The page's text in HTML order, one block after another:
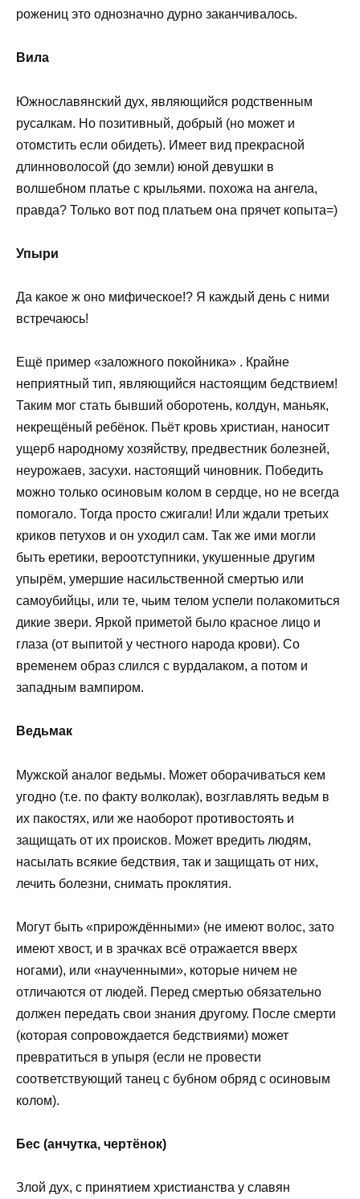
рожениц это однозначно дурно заканчивалось.
Вила
Южнославянский дух, являющийся родственным
русалкам. Но позитивный, добрый (но может и
отомстить если обидеть). Имеет вид прекрасной
длинноволосой (до земли) юной девушки в
волшебном платье с крыльями. похожа на ангела,
правда? Только вот под платьем она прячет копыта=)
Упыри
Да какое ж оно мифическое!? Я каждый день с ними
встречаюсь!
Ещё пример «заложного покойника» . Крайне
неприятный тип, являющийся настоящим бедствием!
Таким мог стать бывший оборотень, колдун, маньяк,
некрещёный ребёнок. Пьёт кровь христиан, наносит
ущерб народному хозяйству, предвестник болезней,
неурожаев, засухи. настоящий чиновник. Победить
можно только осиновым колом в сердце, но не всегда
помогало. Тогда просто сжигали! Или ждали третьих
криков петухов и он уходил сам. Так же ими могли
быть еретики, вероотступники, укушенные другим
упырём, умершие насильственной смертью или
самоубийцы, или те, чьим телом успели полакомиться
дикие звери. Яркой приметой было красное лицо и
глаза (от выпитой у честного народа крови). Со
временем образ слился с вурдалаком, а потом и
западным вампиром.
Ведьмак
Мужской аналог ведьмы. Может оборачиваться кем
угодно (т.е. по факту волколак), возглавлять ведьм в
их пакостях, или же наоборот противостоять и
защищать от их происков. Может вредить людям,
насылать всякие бедствия, так и защищать от них,
лечить болезни, снимать проклятия.
Могут быть «прирождёнными» (не имеют волос, зато
имеют хвост, и в зрачках всё отражается вверх
ногами), или «наученными», которые ничем не
отличаются от людей. Перед смертью обязательно
должен передать свои знания другому. После смерти
(которая сопровождается бедствиями) может
превратиться в упыря (если не провести
соответствующий танец с бубном обряд с осиновым
колом).
Бес (анчутка, чертёнок)
Злой дух, с принятием христианства у славян